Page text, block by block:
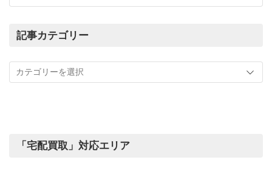
ま
の
績
記事カテゴリー
カ
「宅配買取」対応エリア